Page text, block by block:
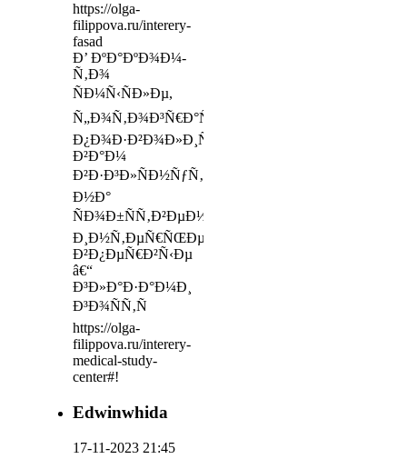
https://olga-
filippova.ru/interery-
fasad
Ð’ ÐºÐ°ÐºÐ¾Ð¼-
Ñ‚Ð¾
ÑÐ¼Ñ‹ÑÐ»Ðµ,
Ñ„Ð¾Ñ‚Ð¾Ð³Ñ€Ð°Ñ„Ð¸Ñ
Ð¿Ð¾Ð·Ð²Ð¾Ð»Ð¸Ñ‚
Ð²Ð°Ð¼
Ð²Ð·Ð³Ð»ÑÐ½ÑƒÑ‚ÑŒ
Ð½Ð°
ÑÐ¾Ð±ÑÑ‚Ð²ÐµÐ½Ð½Ñ‹Ð¹
Ð¸Ð½Ñ‚ÐµÑ€ÑŒÐµÑ€
Ð²Ð¿ÐµÑ€Ð²Ñ‹Ðµ
â€“
Ð³Ð»Ð°Ð·Ð°Ð¼Ð¸
Ð³Ð¾ÑÑ‚Ñ
https://olga-
filippova.ru/interery-
medical-study-
center#!
Edwinwhida
17-11-2023 21:45